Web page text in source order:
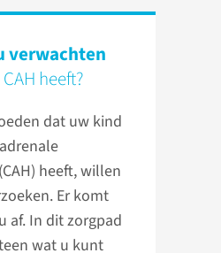
verwachten
heeft?
dat uw kind
heeft, willen
Er komt
af. In dit zorgpad
wat u kunt